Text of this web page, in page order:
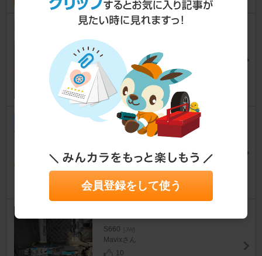
ホンダ(純正) スカイサウンドス
ピーカー
S660
リッチコンソメさん
22
エーモン 低背ヒューズ
16
S660 [JW]
Mavixさん
10
会員登録をして使う